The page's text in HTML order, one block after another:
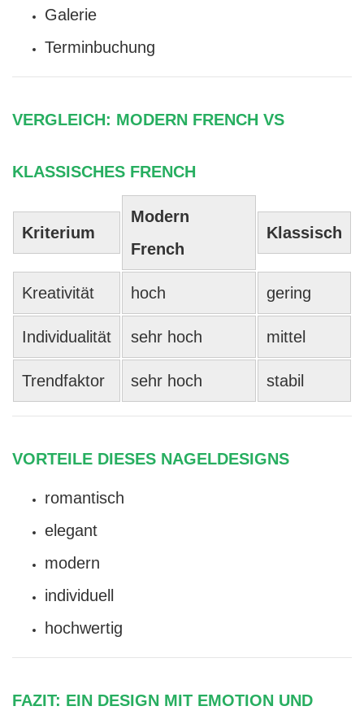
Galerie
Terminbuchung
VERGLEICH: MODERN FRENCH VS
KLASSISCHES FRENCH
Kriterium
Modern
French
Klassisch
Kreativität hoch gering
Individualität sehr hoch mittel
Trendfaktor sehr hoch stabil
VORTEILE DIESES NAGELDESIGNS
romantisch
elegant
modern
individuell
hochwertig
FAZIT: EIN DESIGN MIT EMOTION UND